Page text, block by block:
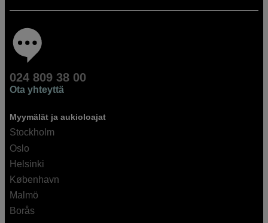
024 809 38 00
Ota yhteyttä
Myymälät ja aukioloajat
Stockholm
Oslo
Helsinki
København
Malmö
Borås